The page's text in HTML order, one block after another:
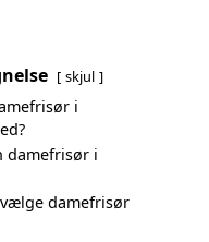
skjul
i
damefrisør i
damefrisør